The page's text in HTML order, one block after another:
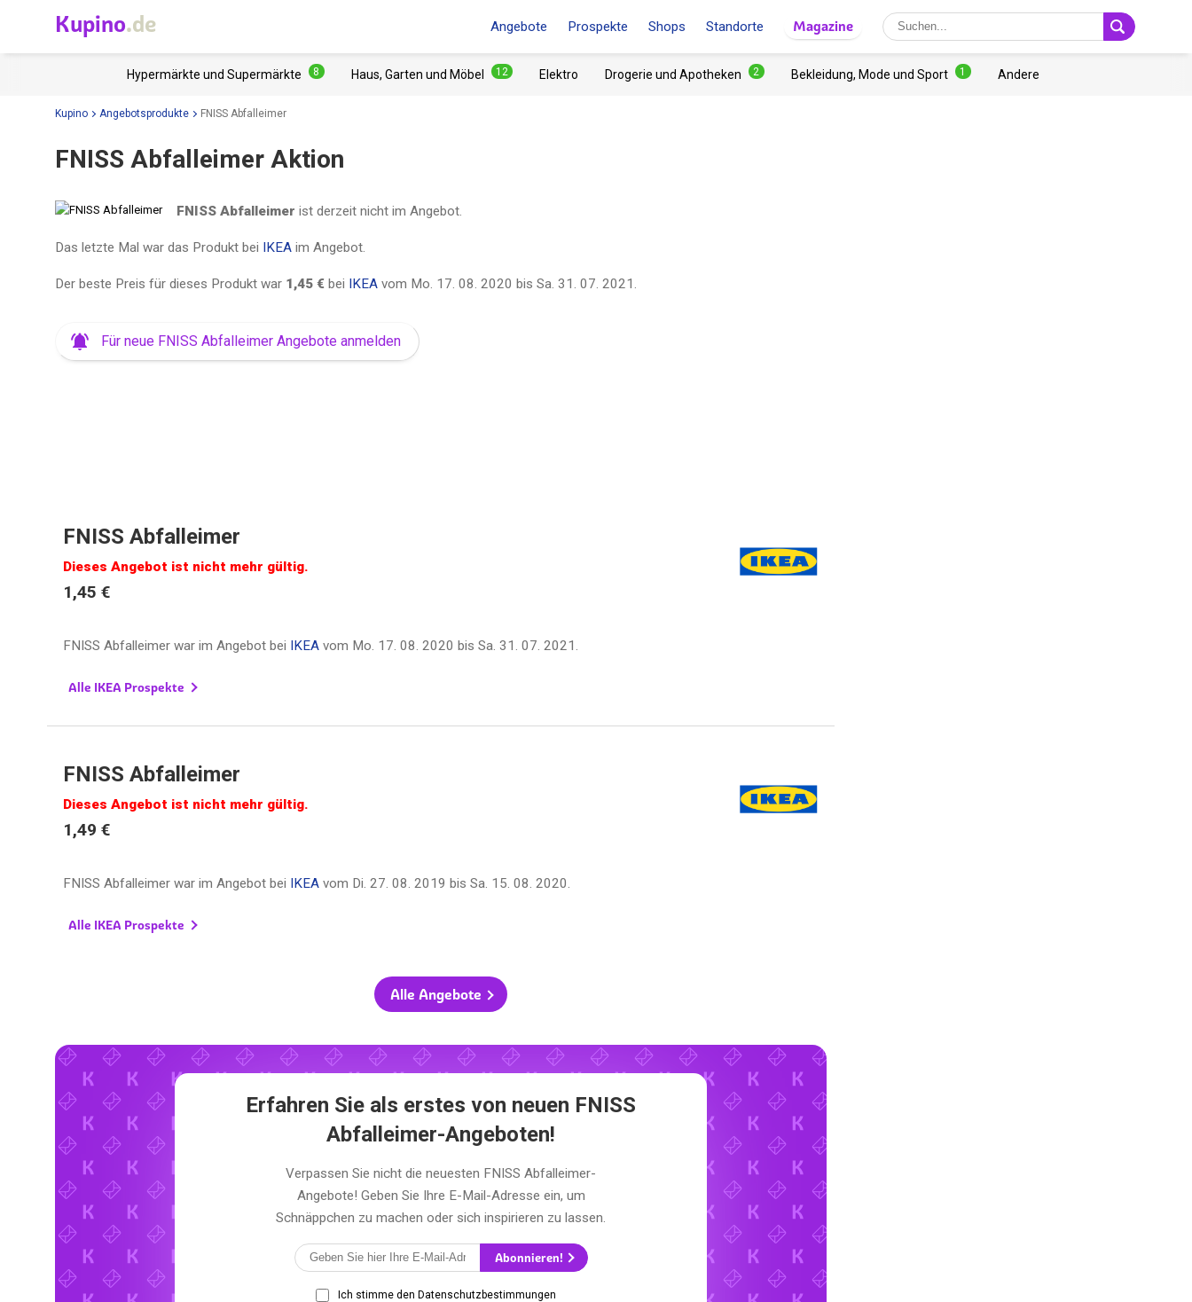
Kupino.de Angebote Prospekte Shops Standorte Magazine
Hypermärkte und Supermärkte 8 Haus, Garten und Möbel 12 Elektro Drogerie und Apotheken 2 Bekleidung, Mode und Sport 1 Andere
Kupino Angebotsprodukte FNISS Abfalleimer
FNISS Abfalleimer Aktion
FNISS Abfalleimer ist derzeit nicht im Angebot.
Das letzte Mal war das Produkt bei IKEA im Angebot.
Der beste Preis für dieses Produkt war 1,45 € bei IKEA vom Mo. 17. 08. 2020 bis Sa. 31. 07. 2021 .
Für neue FNISS Abfalleimer Angebote anmelden
FNISS Abfalleimer
Dieses Angebot ist nicht mehr gültig.
1,45 €
FNISS Abfalleimer war im Angebot bei IKEAvom Mo. 17. 08. 2020 bis Sa. 31. 07. 2021 .
Alle IKEA Prospekte
FNISS Abfalleimer
Dieses Angebot ist nicht mehr gültig.
1,49 €
FNISS Abfalleimer war im Angebot bei IKEAvom Di. 27. 08. 2019 bis Sa. 15. 08. 2020.
Alle IKEA Prospekte
Alle Angebote
Erfahren Sie als erstes von neuen FNISS
Abfalleimer-Angeboten!
Verpassen Sie nicht die neuesten FNISS Abfalleimer-
Angebote! Geben Sie Ihre E-Mail-Adresse ein, um
Schnäppchen zu machen oder sich inspirieren zu lassen.
Abonnieren!
Ich stimme den Datenschutzbestimmungen